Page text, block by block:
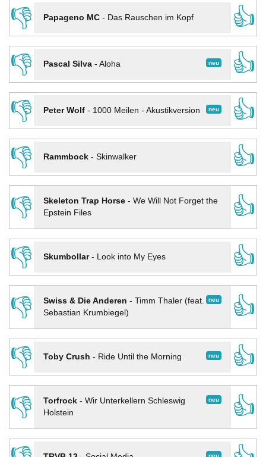
👎
Papageno MC- Das Rauschen im Kopf
👍
👎
neu
Pascal Silva- Aloha
👍
👎
neu
Peter Wolf- 1000 Meilen - Akustikversion
👍
👎
Rammbock- Skinwalker
👍
👎
Skeleton Trap Horse- We Will Not Forget the
Epstein Files
👍
👎
Skumbollar- Look into My Eyes
👍
👎
neu
Swiss & Die Anderen - Timm Thaler (feat.
Sebastian Krumbiegel)
👍
👎
neu
Toby Crush - Ride Until the Morning
👍
👎
neu
Torfrock- Wir Unterkellern Schleswig
Holstein
👍
neu